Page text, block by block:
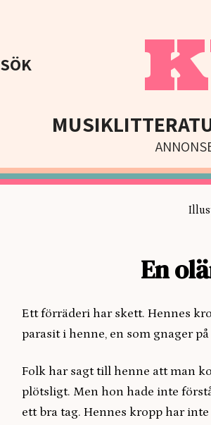
SÖK
MUSIK
En
Ett förräderi har skett. Hennes
parasit i henne, en som gnager
Folk har sagt till henne att man
plötsligt. Men hon hade inte
ett bra tag. Hennes kropp har